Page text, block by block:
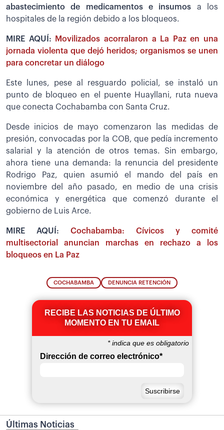
abastecimiento de medicamentos e insumos a los
hospitales de la región debido a los bloqueos.
MIRE AQUÍ:
Movilizados acorralaron a La Paz en una
jornada violenta que dejó heridos; organismos se unen
para concretar un diálogo
Este lunes, pese al resguardo policial, se instaló un
punto de bloqueo en el puente Huayllani, ruta nueva
que conecta Cochabamba con Santa Cruz.
Desde inicios de mayo comenzaron las medidas de
presión, convocadas por la COB, que pedía incremento
salarial y la atención de otros temas. Sin embargo,
ahora tiene una demanda: la renuncia del presidente
Rodrigo Paz, quien asumió el mando del país en
noviembre del año pasado, en medio de una crisis
económica y energética que comenzó durante el
gobierno de Luis Arce.
MIRE AQUÍ: Cochabamba: Cívicos y comité
multisectorial anuncian marchas en rechazo a los
bloqueos en La Paz
COCHABAMBA DENUNCIA RETENCIÓN
RECIBE LAS NOTICIAS DE ÚLTIMO
MOMENTO EN TU EMAIL
*indica que es obligatorio
Dirección de correo electrónico*
Últimas Noticias